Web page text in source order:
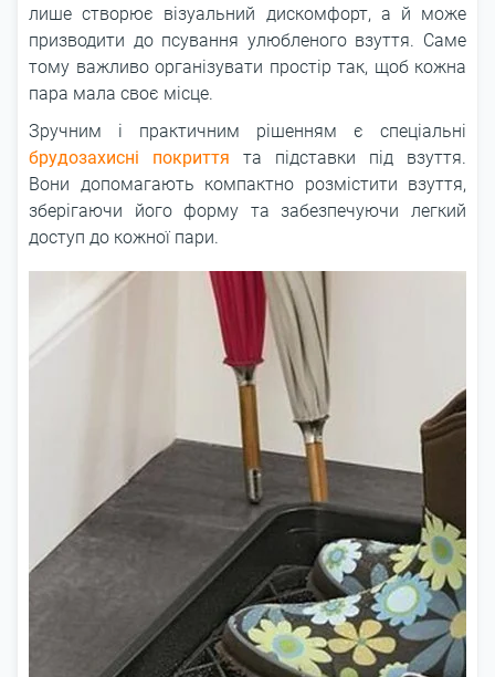
лише створює візуальний дискомфорт, а й може
призводити до псування улюбленого взуття. Саме
тому важливо організувати простір так, щоб кожна
пара мала своє місце.
Зручним і практичним рішенням є спеціальні
брудозахисні покриття та підставки під взуття.
Вони допомагають компактно розмістити взуття,
зберігаючи його форму та забезпечуючи легкий
доступ до кожної пари.